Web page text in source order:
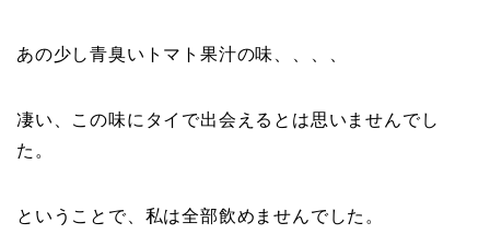
あの少し青臭いトマト果汁の味、、、、
凄い、この味にタイで出会えるとは思いませんでし
た。
ということで、私は全部飲めませんでした。